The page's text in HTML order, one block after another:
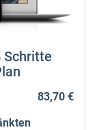
Schritte
83,70 €